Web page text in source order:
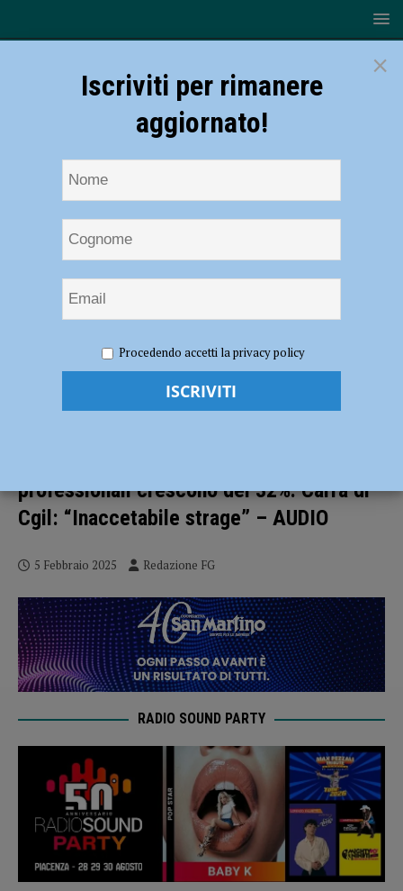
sono stati 4465 gli infortuni sul lavoro, 8 i decessi. Le malattie
professionali crescono del 32%. Carrà di Cgil: “Inaccetabile strage” –
professionali crescono del 32%. Carrà di
Cgil: “Inaccetabile strage” – AUDIO
5 Febbraio 2025 Redazione FG
RADIO SOUND PARTY
×
Iscriviti per rimanere
aggiornato!
Procedendo accetti la privacy policy